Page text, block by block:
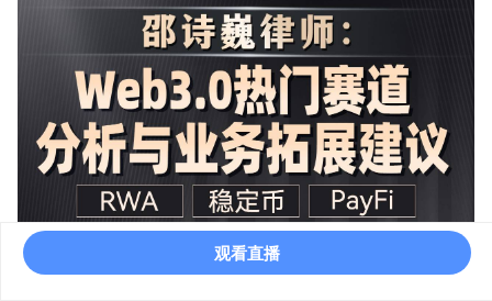
观看直播